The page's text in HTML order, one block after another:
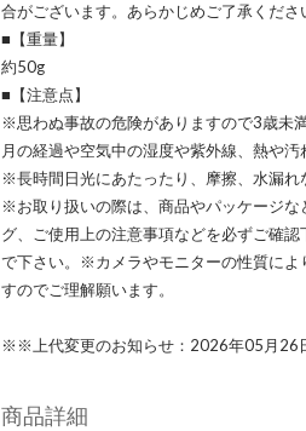
合がございます。あらかじめご了承くださ
■【重量】
約50g
■【注意点】
※思わぬ事故の危険がありますので3歳未
月の経過や空気中の湿度や紫外線、熱や
※長時間日光にあたったり、摩擦、水漏れ
※お取り扱いの際は、商品やパッケージ
グ、ご使用上の注意事項などを必ずご確
で下さい。※カメラやモニターの性質によ
すのでご理解願います。
※※上代変更のお知らせ：2026年05月26
商品詳細